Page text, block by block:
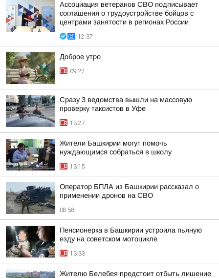
Ассоциация ветеранов СВО подписывает
соглашения о трудоустройстве бойцов с
центрами занятости в регионах России
12:37
Доброе утро
09:22
Сразу 3 ведомства вышли на массовую
проверку таксистов в Уфе
13:27
Жители Башкирии могут помочь
нуждающимся собраться в школу
13:15
Оператор БПЛА из Башкирии рассказал о
применении дронов на СВО
08:58
Пенсионерка в Башкирии устроила пьяную
езду на советском мотоцикле
13:33
Жителю Белебея предстоит отбыть лишение